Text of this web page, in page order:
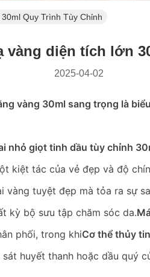
Quy Trình Tùy Chỉnh
vàng diện tích lớn
2025-04-02
vàng 30ml sang trọng là
nhỏ giọt tinh dầu tùy chỉnh
kiệt tác của vẻ đẹp và độ
vàng tuyệt đẹp mà tỏa ra sự
kỳ bộ sưu tập chăm sóc da.
phối, trong khiCơ thể thủy
sát huyết thanh hoặc dầu quý